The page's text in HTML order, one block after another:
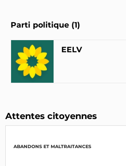
Parti politique (1)
EELV
Attentes citoyennes
ABANDONS ET MALTRAITANCES